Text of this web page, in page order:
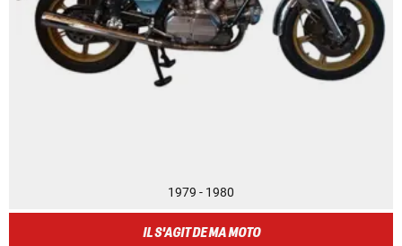
1979 - 1980
IL S'AGIT DE MA MOTO